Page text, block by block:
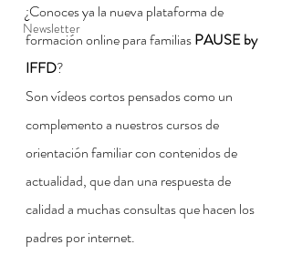
Newsletter
¿Conoces ya la nueva plataforma de
formación online para familias PAUSE by
IFFD?
Son vídeos cortos pensados como un
complemento a nuestros cursos de
orientación familiar con contenidos de
actualidad, que dan una respuesta de
calidad a muchas consultas que hacen los
padres por internet.